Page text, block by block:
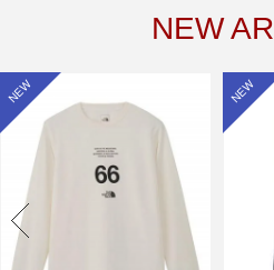
NEW
NEW NEW